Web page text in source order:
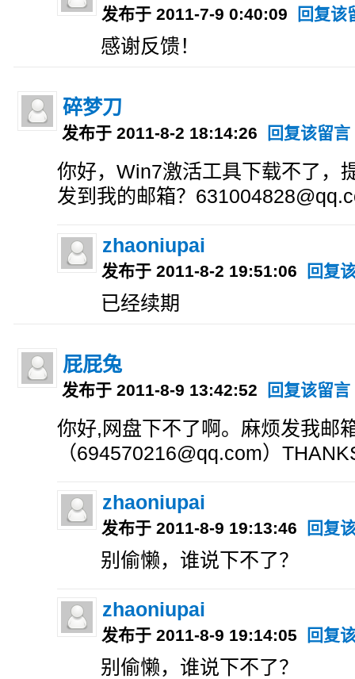
发布于 2011-7-9 0:40:09 回复该
感谢反馈！
碎梦刀
发布于 2011-8-2 18:14:26 回复该留言
你好，Win7激活工具下载不了，
发到我的邮箱？
zhaoniupai
发布于 2011-8-2 19:51:06 回复
已经续期
屁屁兔
发布于 2011-8-9 13:42:52 回复该留言
你好,网盘下不了啊。麻烦发我邮
（694570216@qq.com）
zhaoniupai
发布于 2011-8-9 19:13:46 回复
别偷懒，谁说下不了？
zhaoniupai
发布于 2011-8-9 19:14:05 回复
别偷懒，谁说下不了？